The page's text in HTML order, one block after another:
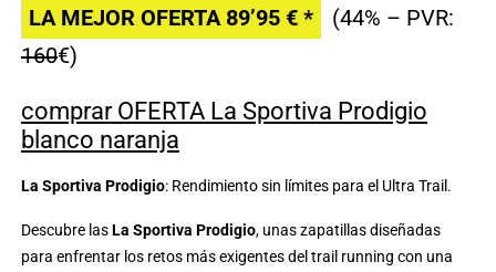
LA MEJOR OFERTA 89’95 € *
(44% – PVR:
160€)
comprar OFERTA La Sportiva Prodigio
blanco naranja
La Sportiva Prodigio: Rendimiento sin límites para el Ultra Trail.
Descubre lasLa Sportiva Prodigio, unas zapatillas diseñadas
para enfrentar los retos más exigentes del trail running con una